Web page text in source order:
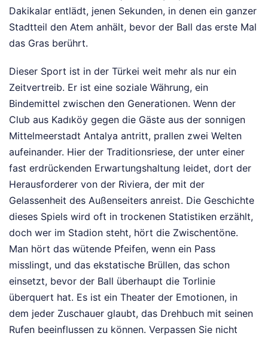
Dakikalar entlädt, jenen Sekunden, in denen ein ganzer
Stadtteil den Atem anhält, bevor der Ball das erste Mal
das Gras berührt.
Dieser Sport ist in der Türkei weit mehr als nur ein
Zeitvertreib. Er ist eine soziale Währung, ein
Bindemittel zwischen den Generationen. Wenn der
Club aus Kadıköy gegen die Gäste aus der sonnigen
Mittelmeerstadt Antalya antritt, prallen zwei Welten
aufeinander. Hier der Traditionsriese, der unter einer
fast erdrückenden Erwartungshaltung leidet, dort der
Herausforderer von der Riviera, der mit der
Gelassenheit des Außenseiters anreist. Die Geschichte
dieses Spiels wird oft in trockenen Statistiken erzählt,
doch wer im Stadion steht, hört die Zwischentöne.
Man hört das wütende Pfeifen, wenn ein Pass
misslingt, und das ekstatische Brüllen, das schon
einsetzt, bevor der Ball überhaupt die Torlinie
überquert hat. Es ist ein Theater der Emotionen, in
dem jeder Zuschauer glaubt, das Drehbuch mit seinen
Rufen beeinflussen zu können. Verpassen Sie nicht